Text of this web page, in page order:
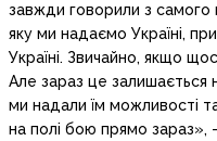
завжди говорили з
яку ми надаємо Україні,
Україні. Звичайно, якщо
Але зараз це залишається
ми надали їм можливості
на полі бою прямо зараз»,